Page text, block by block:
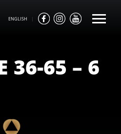
ENGLISH |
36-65 – 6